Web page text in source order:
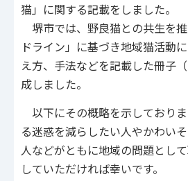
猫」に関する記載をしました。
堺市では、野良猫との共生を
ドライン」に基づき地域猫活動
え方、手法などを記載した冊子
成しました。
以下にその概略を示しており
る迷惑を減らしたい人やかわい
人などがともに地域の問題とし
していただければ幸いです。